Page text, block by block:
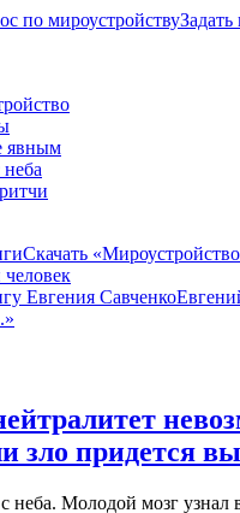
Задать
явным
неба
Скачать
зло придется
неба. Молодой мозг узнал